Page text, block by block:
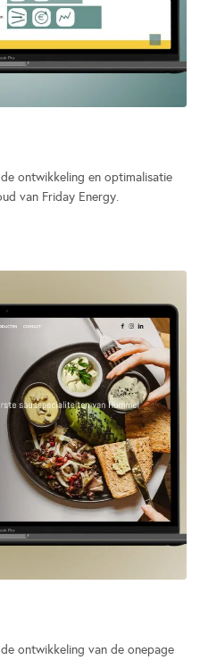
ontwikkeling en optimalisatie
van Friday Energy.
ontwikkeling van de onepage